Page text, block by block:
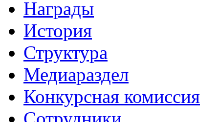
Награды
История
Структура
Медиараздел
Конкурсная комиссия